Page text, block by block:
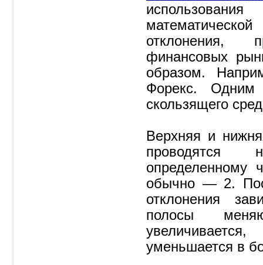
отклонения,
финансовых
образом.
Форекс. Одним
скользящего
Верхняя и
проводятся
определенному
обычно — 2.
отклонения
полосы
уменьшается в